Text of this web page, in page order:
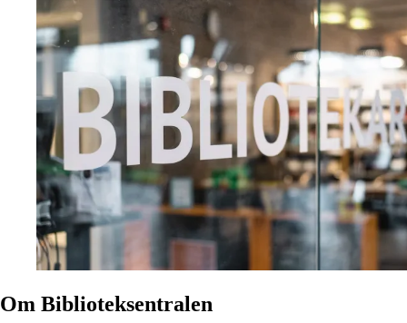
Om Biblioteksentralen